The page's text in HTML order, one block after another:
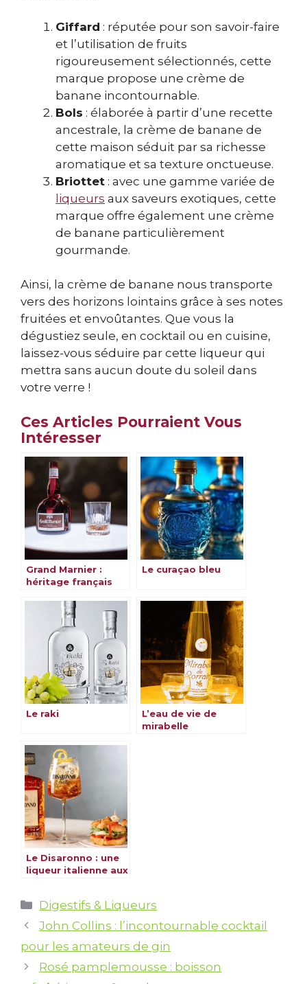
Giffard : réputée pour son savoir-faire
et l’utilisation de fruits
rigoureusement sélectionnés, cette
marque propose une crème de
banane incontournable.
Bols : élaborée à partir d’une recette
ancestrale, la crème de banane de
cette maison séduit par sa richesse
aromatique et sa texture onctueuse.
Briottet : avec une gamme variée de
liqueurs aux saveurs exotiques, cette
marque offre également une crème
de banane particulièrement
gourmande.
Ainsi, la crème de banane nous transporte
vers des horizons lointains grâce à ses notes
fruitées et envoûtantes. Que vous la
dégustiez seule, en cocktail ou en cuisine,
laissez-vous séduire par cette liqueur qui
mettra sans aucun doute du soleil dans
votre verre !
Ces Articles Pourraient Vous
Intéresser
Grand Marnier :
héritage français
traditions
Le curaçao bleu
Le raki
L’eau de vie de
mirabelle
Le Disaronno : une
liqueur italienne aux
Catégories
Digestifs & Liqueurs
John Collins : l’incontournable cocktail
pour les amateurs de gin
Rosé pamplemousse : boisson